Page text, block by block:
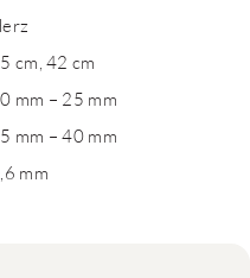
cm, 42 cm
mm – 25 mm
mm – 40 mm
mm